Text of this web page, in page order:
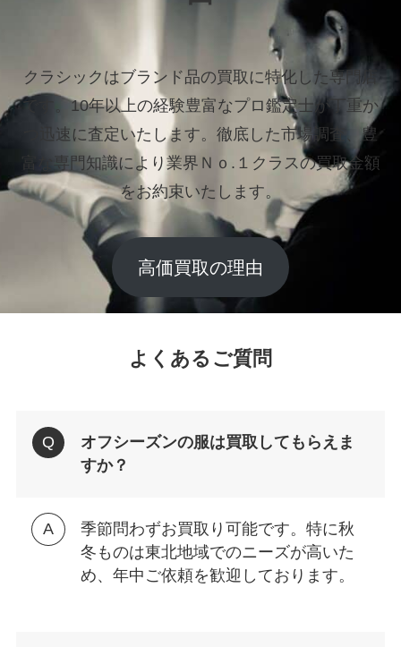
クラシックはブランド品の買取に特化した専門店
です。10年以上の経験豊富なプロ鑑定士が丁重か
つ迅速に査定いたします。 徹底した市場調査、豊
富な専門知識により業界Ｎｏ.１クラスの買取金額
をお約束いたします。
高価買取の理由
よくあるご質問
オフシーズンの服は買取してもらえま
すか？
季節問わずお買取り可能です。特に秋
冬ものは東北地域でのニーズが高いた
め、年中ご依頼を歓迎しております。